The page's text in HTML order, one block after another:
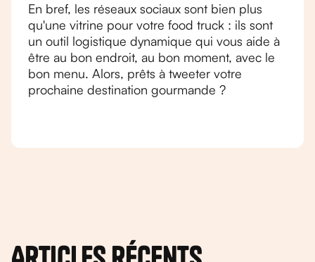
En bref, les réseaux sociaux sont bien plus
qu'une vitrine pour votre food truck : ils sont
un outil logistique dynamique qui vous aide à
être au bon endroit, au bon moment, avec le
bon menu. Alors, prêts à tweeter votre
prochaine destination gourmande ?